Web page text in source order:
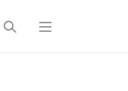
검
메